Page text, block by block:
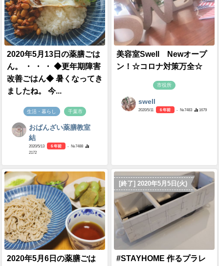
2020年5月13日の薬膳ごは
ん。 ・ ・ ・ ◆更年期障害
改善ごはん◆ 暑くなってき
ましたね。 今...
生活・暮らし 千葉市
おばんざい薬膳教室
結
2020/5/13 6 年前
- №7488
2172
美容室Swell Newオープ
ン！☆コロナ対策万全☆
市役所
swell
2020/5/11 6 年前 - №7483 1679
2020年5月6日の薬膳ごは
[終了] 2020年5月5日(火)
#STAYHOME 作るプラレ